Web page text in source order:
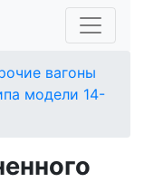
вагоны
модели 14-